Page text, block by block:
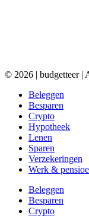
© 2026 | budgetteer |
Beleggen
Besparen
Crypto
Hypotheek
Lenen
Sparen
Verzekeringen
Werk &
Beleggen
Besparen
Crypto